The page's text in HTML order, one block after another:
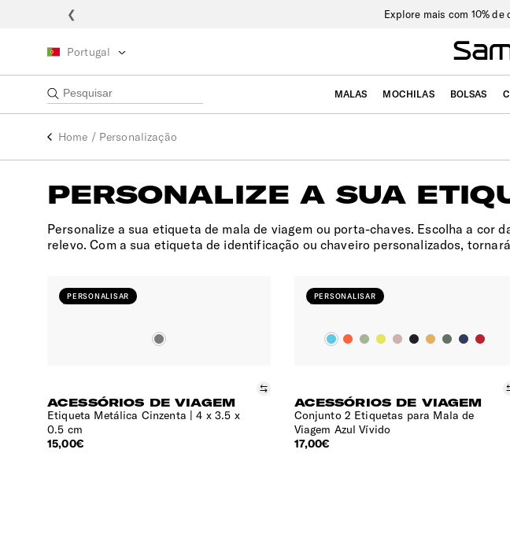
Explore mais com 10%
❮
Portugal
MALAS MOCHILAS BOLSAS
Home / Personalização
PERSONALIZE A SUA
Personalize a sua etiqueta de mala de viagem ou porta-chaves. Escolha a
relevo. Com a sua etiqueta de identificação ou chaveiro personalizados,
PERSONALISAR
ACESSÓRIOS DE VIAGEM
Etiqueta Metálica Cinzenta
4 x 3.5 x
0.5 cm
Comparar
15,00€
PERSONALISAR
ACESSÓRIOS DE VIAGEM
Conjunto 2 Etiquetas para Mala de
Viagem Azul Vívido
17,00€